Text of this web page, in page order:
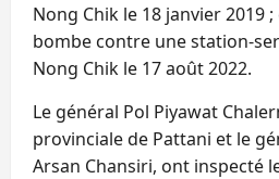
Nong Chik le 18 janvier 2019
bombe contre une station-
Nong Chik le 17 août 2022.
Le général Pol Piyawat
provinciale de Pattani et le
Arsan Chansiri, ont inspecté